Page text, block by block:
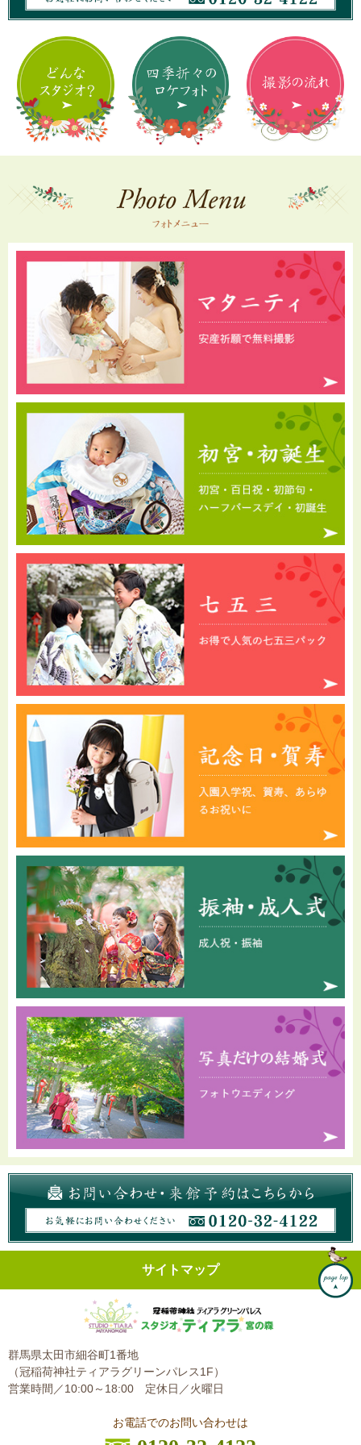
サイトマップ
群馬県太田市細谷町1番地
（冠稲荷神社ティアラグリーンパレス1F）
営業時間／10:00～18:00 定休日／火曜日
お電話でのお問い合わせは